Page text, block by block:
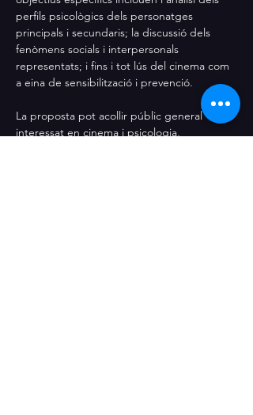
perfils psicològics dels personatges
principals i secundaris; la discussió dels
fenòmens socials i interpersonals
representats; i fins i tot lús del cinema com
a eina de sensibilització i prevenció.
La proposta pot acollir públic general
interessat en cinema i psicologia,